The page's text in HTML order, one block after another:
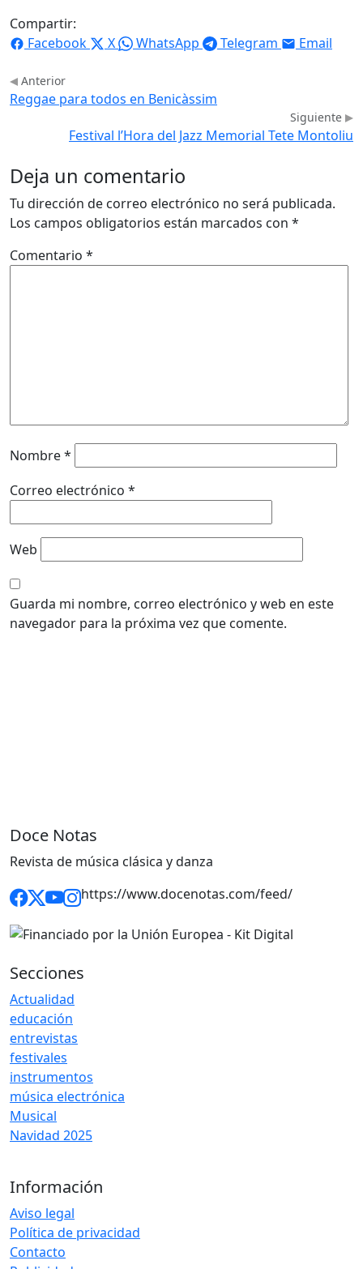
Compartir:
Facebook
X WhatsApp Telegram Email
Anterior
Reggae para todos en Benicàssim
Siguiente
Festival l’Hora del Jazz Memorial Tete Montoliu
Deja un comentario
Tu dirección de correo electrónico no será publicada.
Los campos obligatorios están marcados con *
Comentario *
Nombre*
Correo electrónico *
Web
Guarda mi nombre, correo electrónico y web en este
navegador para la próxima vez que comente.
Doce Notas
Revista de música clásica y danza
https://www.docenotas.com/feed/
Secciones
Actualidad
educación
entrevistas
festivales
instrumentos
música electrónica
Musical
Navidad 2025
Información
Aviso legal
Política de privacidad
Contacto